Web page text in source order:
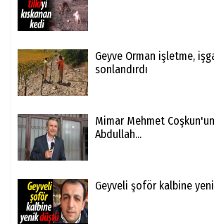
Geyve Orman işletme,
sonlandırdı
Mimar Mehmet Coşkun'un
Abdullah...
Geyveli şoför kalbine